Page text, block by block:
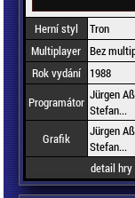
Herní styl
Tron
Multiplayer Bez
Rok vydání
1988
Programátor Jürgen
Stefan...
Grafik
Jürgen
Stefan...
detail hry